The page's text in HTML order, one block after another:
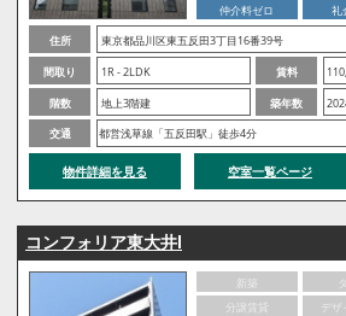
仲介料ゼロ
礼
住所
東京都品川区東五反田3丁目16番39号
間取り
1R - 2LDK 賃料
階数
地上3階建 築年数
交通
都営浅草線「五反田駅」徒歩4分
物件詳細を見る 空室一覧ページ
コンフォリア東大井Ⅰ
新築
分譲賃貸
デザ